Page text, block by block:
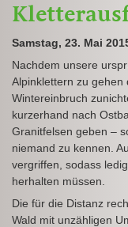
Samstag, 23. Mai
Nachdem unsere
Alpinklettern zu gehen
Wintereinbruch
kurzerhand nach
Granitfelsen geben –
niemand zu kennen.
vergriffen, sodass
herhalten müssen.
Die für die Distanz
Wald mit unzähligen